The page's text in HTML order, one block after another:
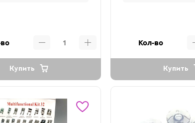
Купить
Кол-во
Купить